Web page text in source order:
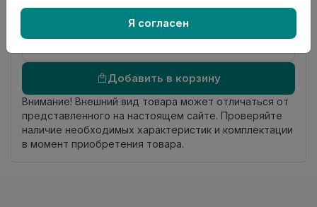
8.15 пог. м
Добавить в корзину
Внимание! Внешний вид товара может отличаться от
представленного на настоящем сайте. Проверяйте
наличие необходимых характеристик и комплектации
в момент приобретения товара.
Я согласен